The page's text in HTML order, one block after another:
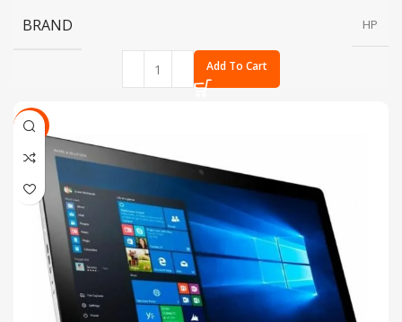
BRAND HP
Add To Cart
SALE